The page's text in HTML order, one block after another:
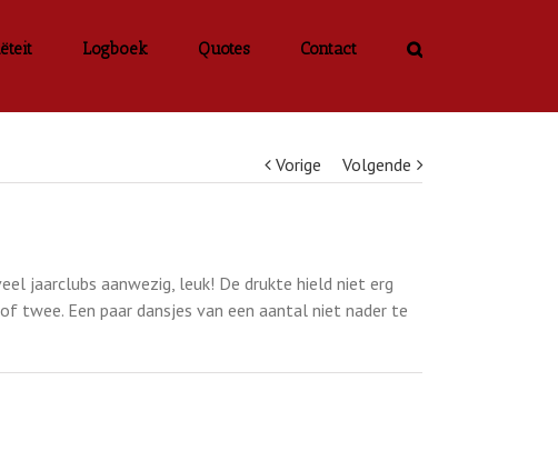
Logboek Quotes Contact
Vorige Volgende
jaarclubs aanwezig, leuk! De drukte hield niet erg
twee. Een paar dansjes van een aantal niet nader te